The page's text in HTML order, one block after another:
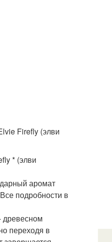
Firefly (элви
* (элви
аромат
подробности в
древесном
переходя в